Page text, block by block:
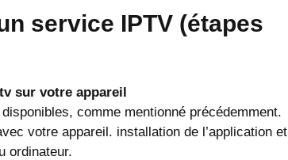
service IPTV (étapes
sur votre appareil
comme mentionné précédemment.
votre appareil. installation de l’application et
ordinateur.